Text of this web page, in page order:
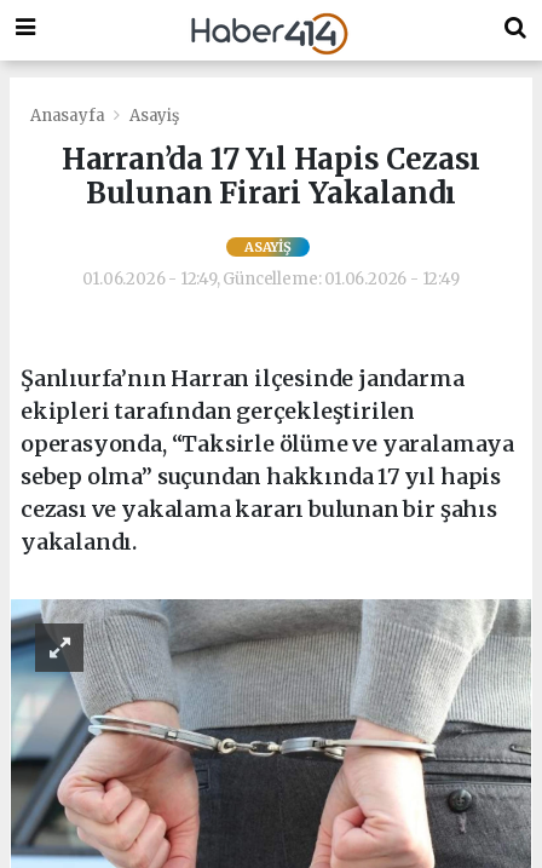
Anasayfa Asayiş
Harran’da 17 Yıl Hapis Cezası
Bulunan Firari Yakalandı
ASAYIŞ
01.06.2026 - 12:49, Güncelleme: 01.06.2026 - 12:49
Şanlıurfa’nın Harran ilçesinde jandarma
ekipleri tarafından gerçekleştirilen
operasyonda, “Taksirle ölüme ve yaralamaya
sebep olma” suçundan hakkında 17 yıl hapis
cezası ve yakalama kararı bulunan bir şahıs
yakalandı.